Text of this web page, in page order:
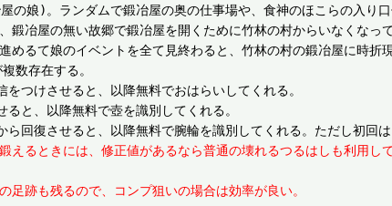
の娘)。ランダムで鍛冶屋の奥の仕事場や、食神のほこらの入り
鍛冶屋の無い故郷で鍛冶屋を開くために竹林の村からいなくな
めるて娘のイベントを全て見終わると、竹林の村の鍛冶屋に時折
数存在する。
つけさせると、以降無料でおはらいしてくれる。
と、以降無料で壺を識別してくれる。
えるときには、修正値があるなら普通の壊れるつるはしも利用
跡も残るので、コンプ狙いの場合は効率が良い。